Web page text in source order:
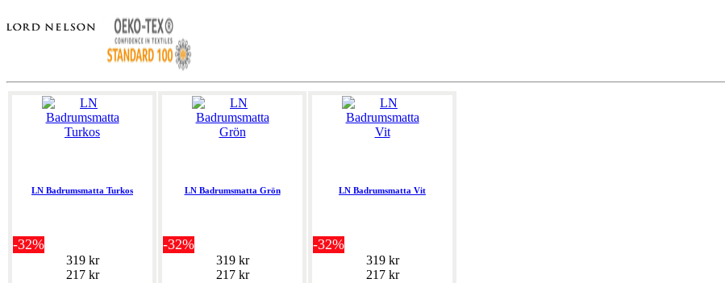
LN Badrumsmatta Turkos
-32%
319 kr
217 kr
LN Badrumsmatta Grön
-32%
319 kr
217 kr
LN Badrumsmatta Vit
-32%
319 kr
217 kr